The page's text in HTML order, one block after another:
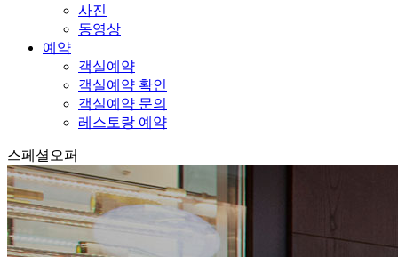
사진
동영상
예약
객실예약
객실예약 확인
객실예약 문의
레스토랑 예약
스페셜오퍼